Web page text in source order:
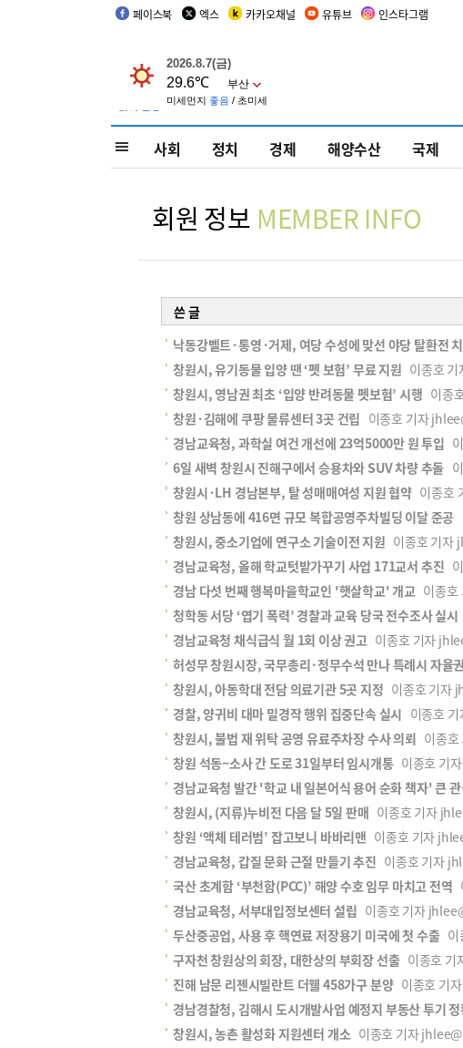
페이스북 엑스 카카오채널 유튜브 인스타그램
사회 정치 경제 해양수산 국제
회원 정보 MEMBER INFO
쓴 글
낙동강벨트·통영·거제, 여당 수성에 맞선 야당 탈환전
창원시, 유기동물 입양 땐 ‘펫 보험’ 무료 지원 이종호
창원시, 영남권 최초 ‘입양 반려동물 펫보험’ 시행 이종
창원·김해에 쿠팡 물류센터 3곳 건립 이종호 기자
경남교육청, 과학실 여건 개선에 23억5000만 원 투입
6일 새벽 창원시 진해구에서 승용차와 SUV 차량 추돌
창원시·LH 경남본부, 탈 성매매여성 지원 협약 이종호
창원 상남동에 416면 규모 복합공영주차빌딩 이달 준공
창원시, 중소기업에 연구소 기술이전 지원 이종호 기
경남교육청, 올해 학교텃밭가꾸기 사업 171교서 추진
경남 다섯 번째 행복마을학교인 '햇살학교' 개교 이종
청학동 서당 ‘엽기 폭력’ 경찰과 교육 당국 전수조사 실시
경남교육청 채식급식 월 1회 이상 권고 이종호 기자
허성무 창원시장, 국무총리·정무수석 만나 특례시 자율
창원시, 아동학대 전담 의료기관 5곳 지정 이종호 기자
경찰, 양귀비 대마 밀경작 행위 집중단속 실시 이종호
창원시, 불법 재 위탁 공영 유료주차장 수사 의뢰 이종
창원 석동~소사 간 도로 31일부터 임시개통이종호 기
경남교육청 발간 '학교 내 일본어식 용어 순화 책자' 큰
창원시, (지류)누비전 다음 달 5일 판매 이종호 기자
창원 ‘액체 테러범’ 잡고보니 바바리맨 이종호 기자
경남교육청, 갑질 문화 근절 만들기 추진 이종호 기자
국산 초계함 ‘부천함(PCC)’ 해양 수호 임무 마치고 전역
경남교육청, 서부대입정보센터 설립 이종호 기자
두산중공업, 사용 후 핵연료 저장용기 미국에 첫 수출이
구자천 창원상의 회장, 대한상의 부회장 선출이종호 기
진해 남문 리젠시빌란트 더웰 458가구 분양이종호 기
경남경찰청, 김해시 도시개발사업 예정지 부동산 투기
창원시, 농촌 활성화 지원센터 개소이종호 기자